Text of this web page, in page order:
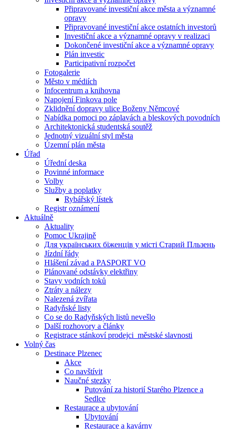
Připravované investiční akce města a významné
opravy
Připravované investiční akce ostatních investorů
Investiční akce a významné opravy v realizaci
Dokončené investiční akce a významné opravy
Plán investic
Participativní rozpočet
Fotogalerie
Město v médiích
Infocentrum a knihovna
Napojení Finkova pole
Zklidnění dopravy ulice Boženy Němcové
Nabídka pomoci po záplavách a bleskových povodních
Architektonická studentská soutěž
Jednotný vizuální styl města
Územní plán města
Úřad
Úřední deska
Povinné informace
Volby
Služby a poplatky
Rybářský lístek
Registr oznámení
Aktuálně
Aktuality
Pomoc Ukrajině
Для українських біженців у місті Старий Пльзень
Jízdní řády
Hlášení závad a PASPORT VO
Plánované odstávky elektřiny
Stavy vodních toků
Ztráty a nálezy
Nalezená zvířata
Radyňské listy
Co se do Radyňských listů nevešlo
Další rozhovory a články
Registrace stánkoví prodejci_městské slavnosti
Volný čas
Destinace Plzenec
Akce
Co navštívit
Naučné stezky
Putování za historií Starého Plzence a
Sedlce
Restaurace a ubytování
Ubytování
Restaurace a kavárny